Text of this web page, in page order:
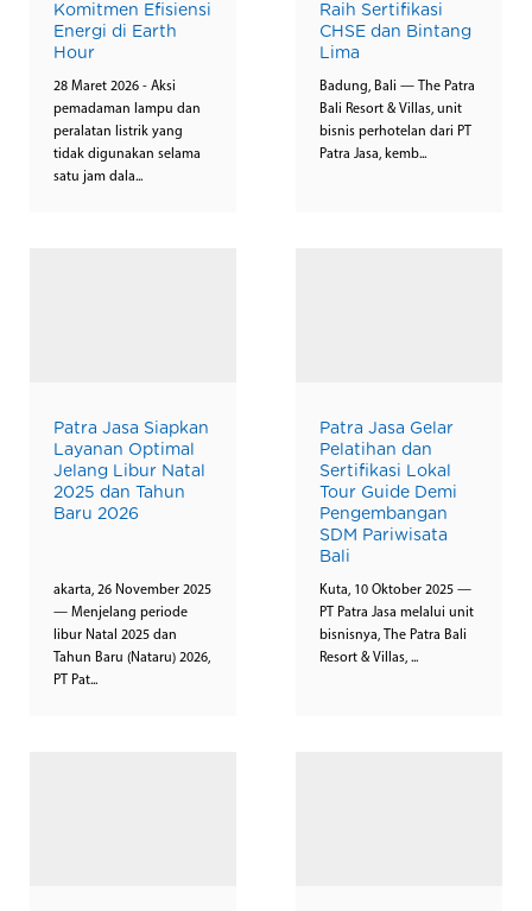
Komitmen Efisiensi
Energi di Earth
Hour
28 Maret 2026 - Aksi
pemadaman lampu dan
peralatan listrik yang
tidak digunakan selama
satu jam dala...
Raih Sertifikasi
CHSE dan Bintang
Lima
Badung, Bali — The Patra
Bali Resort & Villas, unit
bisnis perhotelan dari PT
Patra Jasa, kemb...
Patra Jasa Siapkan
Layanan Optimal
Jelang Libur Natal
2025 dan Tahun
Baru 2026
akarta, 26 November 2025
— Menjelang periode
libur Natal 2025 dan
Tahun Baru (Nataru) 2026,
PT Pat...
Patra Jasa Gelar
Pelatihan dan
Sertifikasi Lokal
Tour Guide Demi
Pengembangan
SDM Pariwisata
Bali
Kuta, 10 Oktober 2025 —
PT Patra Jasa melalui unit
bisnisnya, The Patra Bali
Resort & Villas, ...